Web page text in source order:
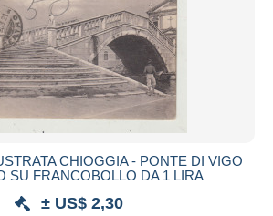
Toepassen
CHIOGGIA - PONTE DI VIGO
SU FRANCOBOLLO DA 1 LIRA
± US$ 2,30